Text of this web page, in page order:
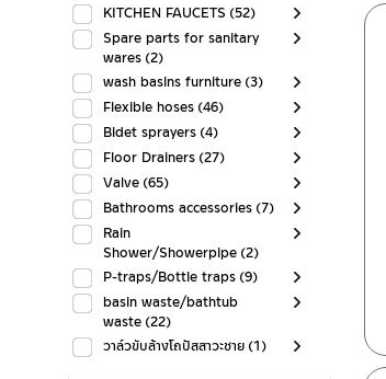
KITCHEN FAUCETS (52)
Spare parts for sanitary
wares (2)
wash basins furniture (3)
Flexible hoses (46)
Bidet sprayers (4)
Floor Drainers (27)
Valve (65)
Bathrooms accessories (7)
Rain
Shower/Showerpipe (2)
P-traps/Bottle traps (9)
basin waste/bathtub
waste (22)
วาล์วขับล้างโถปัสสาวะชาย (1)